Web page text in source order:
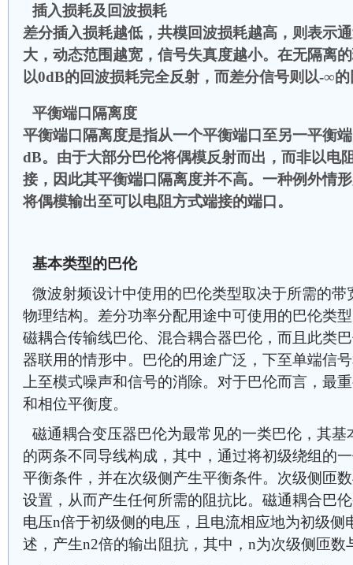
插入损耗及回波损耗
差分插入损耗越低，共模回波损耗越高，则表示
大，动态范围越宽，信号失真度越小。在无隔离
以0dB的回波损耗完全反射，而差分信号则以-∞
平衡端口隔离度
平衡端口隔离度是指从一个平衡端口至另一平衡
dB。由于大部分巴伦将偶模反射而出，而非以电
接，因此其平衡端口隔离度并不高。一种例外情
将偶模输出至可以电阻方式端接的端口。
基本类型的巴伦
微波射频设计中使用的巴伦类型取决于所需的
物理结构。差分功率分配用途中可使用的巴伦类
磁耦合传输线巴伦、混合耦合器巴伦，而且此类
器联用的情形中。巴伦的用途广泛，下至单端信
上至模式噪声和信号的消除。对于巴伦而言，最
和相位平衡度。
磁通耦合变压器巴伦为最常见的一类巴伦，其
的两条不同导线构成，其中，通过将初级绕组的
平衡条件，并在次级侧产生平衡条件。次级侧匝
设置，从而产生任何所需的阻抗比。磁通耦合巴
电压n倍于初级侧的电压，且电流相应地为初级侧
述，产生n2倍的输出阻抗，其中，n为次级侧匝数